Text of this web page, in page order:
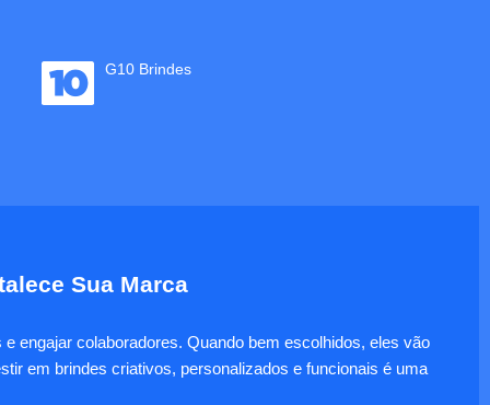
G10 Brindes
Sua Marca
engajar colaboradores. Quando bem escolhidos, eles vão
em brindes criativos, personalizados e funcionais é uma